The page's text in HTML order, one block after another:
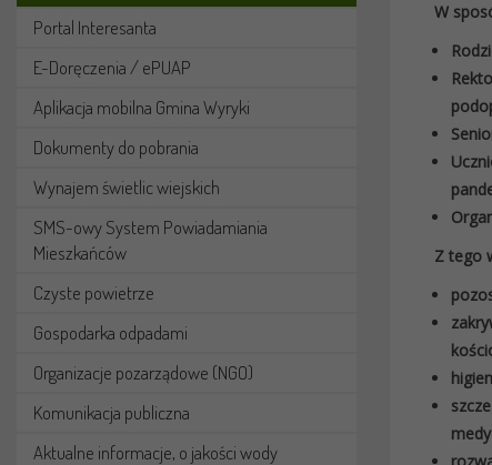
Portal Interesanta
E-Doręczenia / ePUAP
Aplikacja mobilna Gmina Wyryki
Dokumenty do pobrania
Wynajem świetlic wiejskich
SMS-owy System Powiadamiania
Mieszkańców
Czyste powietrze
Gospodarka odpadami
Organizacje pozarządowe (NGO)
Komunikacja publiczna
Aktualne informacje, o jakości wody
W
Z tego